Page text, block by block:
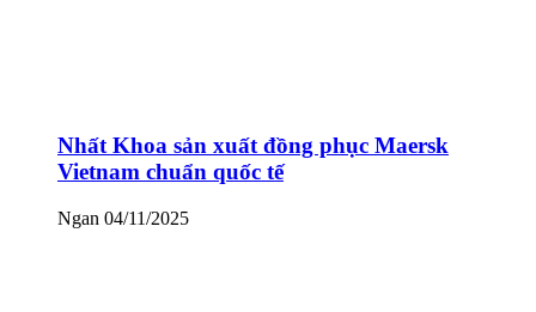
Nhất Khoa sản xuất đồng phục Maersk
Vietnam chuẩn quốc tế
Ngan 04/11/2025